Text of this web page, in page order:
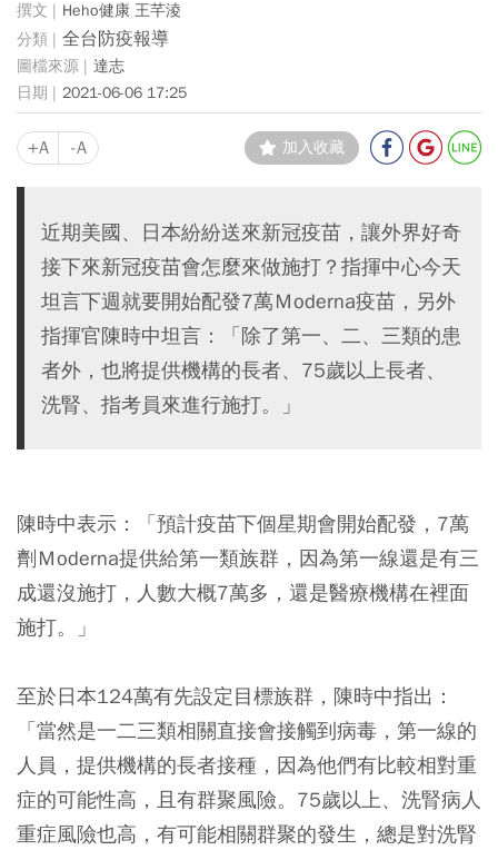
Heho健康 王芊淩
全台防疫報導
達志
2021-06-06 17:25
+A -A 加入收藏
近期美國、日本紛紛送來新冠疫苗，讓外界好奇
接下來新冠疫苗會怎麼來做施打？指揮中心今天
坦言下週就要開始配發7萬Ｍoderna疫苗，另外
指揮官陳時中坦言：「除了第一、二、三類的患
者外，也將提供機構的長者、75歲以上長者、
洗腎、指考員來進行施打。」
陳時中表示：「預計疫苗下個星期會開始配發，7萬
劑Ｍoderna提供給第一類族群，因為第一線還是有三
成還沒施打，人數大概7萬多，還是醫療機構在裡面
施打。」
至於日本124萬有先設定目標族群，陳時中指出：
「當然是一二三類相關直接會接觸到病毒，第一線的
人員，提供機構的長者接種，因為他們有比較相對重
症的可能性高，且有群聚風險。75歲以上、洗腎病人
重症風險也高，有可能相關群聚的發生，總是對洗腎